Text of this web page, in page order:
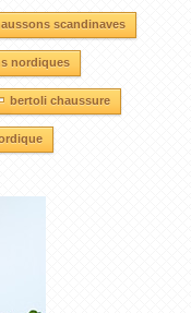
scandinaves
nordiques
bertoli chaussure